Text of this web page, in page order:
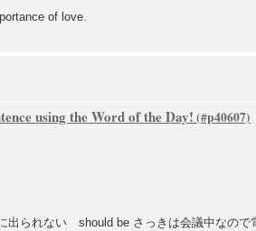
of love.
using the Word of the Day!
出られない should be さっきは会議中なので